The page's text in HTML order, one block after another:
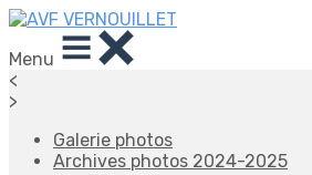
Menu
<
>
Galerie photos
Archives photos 2024-2025